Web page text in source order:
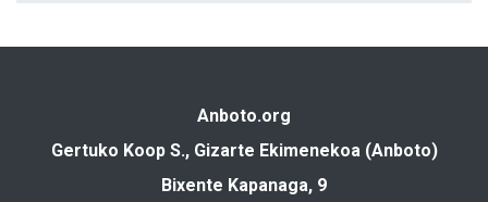
Anboto.org
Gertuko Koop S., Gizarte Ekimenekoa (Anboto)
Bixente Kapanaga, 9